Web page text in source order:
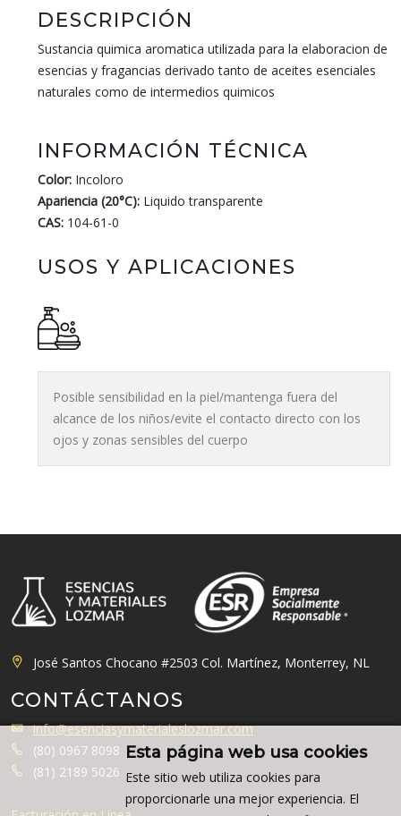
Esta página web usa cookies
Este sitio web utiliza cookies para
proporcionarle una mejor experiencia. El
DESCRIPCIÓN
Sustancia quimica aromatica utilizada para la elaboracion de
esencias y fragancias derivado tanto de aceites esenciales
naturales como de intermedios quimicos
INFORMACIÓN TÉCNICA
Color: Incoloro
Apariencia (20°C): Liquido transparente
CAS: 104-61-0
USOS Y APLICACIONES
Posible sensibilidad en la piel/mantenga fuera del
alcance de los niños/evite el contacto directo con los
ojos y zonas sensibles del cuerpo
José Santos Chocano #2503 Col. Martínez, Monterrey, NL
CONTÁCTANOS
info@esenciasymaterialeslozmar.com
(80) 0967 8098
(81) 2189 5026